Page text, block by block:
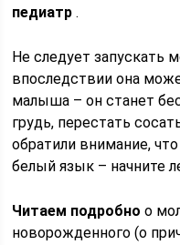
педиатр .
Не следует запускать
впоследствии она
малыша – он станет
грудь, перестать
обратили внимание,
белый язык – начните
Читаем подробно о
новорожденного (о